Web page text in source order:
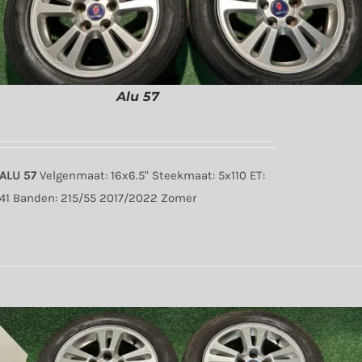
Alu 57
ALU 57Velgenmaat: 16x6.5" Steekmaat: 5x110 ET:
41 Banden: 215/55 2017/2022 Zomer